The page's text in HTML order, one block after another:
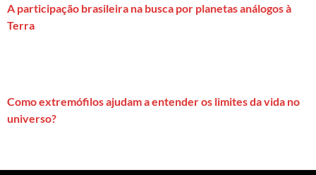
A participação brasileira na busca por planetas análogos à
Terra
Como extremófilos ajudam a entender os limites da vida no
universo?